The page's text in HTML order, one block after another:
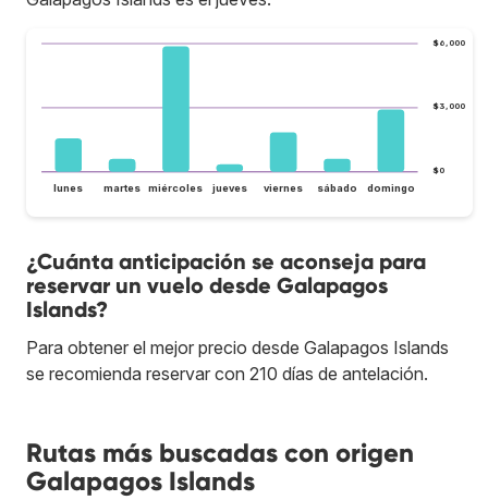
$0
$3,000
$6,000
lunes martes miércoles jueves viernes sábado domingo
¿Cuánta anticipación se aconseja para
reservar un vuelo desde Galapagos
Islands?
Para obtener el mejor precio desde Galapagos Islands
se recomienda reservar con 210 días de antelación.
Rutas más buscadas con origen
Galapagos Islands